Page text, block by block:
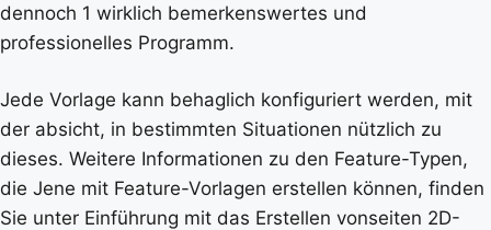
dennoch 1 wirklich bemerkenswertes und
professionelles Programm.
Jede Vorlage kann behaglich konfiguriert werden, mit
der absicht, in bestimmten Situationen nützlich zu
dieses. Weitere Informationen zu den Feature-Typen,
die Jene mit Feature-Vorlagen erstellen können, finden
Sie unter Einführung mit das Erstellen vonseiten 2D-